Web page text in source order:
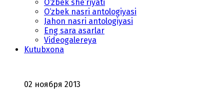
O‘zbek she’riyati
O‘zbek nasri antologiyasi
Jahon nasri antologiyasi
Eng sara asarlar
Videogalereya
Kutubxona
02 ноября 2013